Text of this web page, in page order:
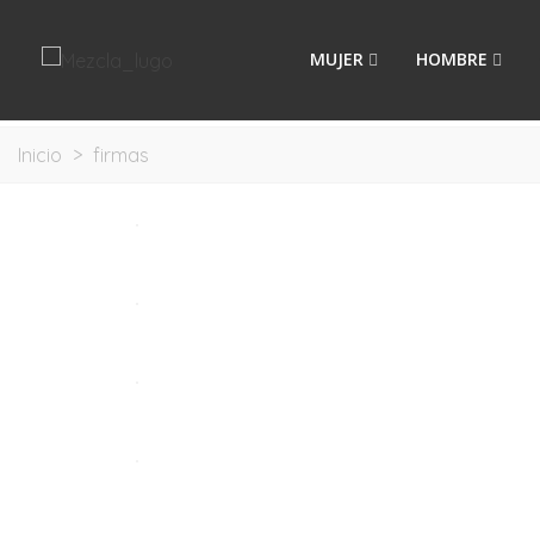
MUJER HOMBRE
Inicio > firmas